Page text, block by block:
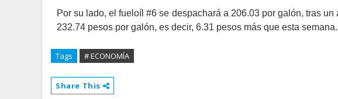
Por su lado, el fueloíl #6 se despachará a 206.03 por galón, tras
232.74 pesos por galón, es decir, 6.31 pesos más que esta
Tags # ECONOMÍA
Share This